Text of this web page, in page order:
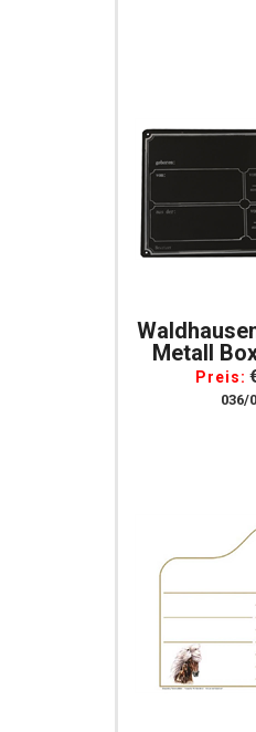
Metall
Preis:
036/